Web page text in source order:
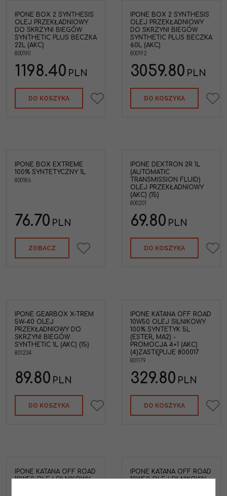
IPONE BOX 2 SYNTHESIS
OLEJ PRZEKŁADNIOWY
DO SKRZYNI BIEGÓW
SYNTHETIC PLUS BECZKA
22L (AKC)
800190
1198.40 PLN
DO KOSZYKA
IPONE BOX 2 SYNTHESIS
OLEJ PRZEKŁADNIOWY
DO SKRZYNI BIEGÓW
SYNTHETIC PLUS BECZKA
60L (AKC)
800192
3059.80 PLN
DO KOSZYKA
IPONE BOX EXTREME
100% SYNTETYCZNY 1L
800186
76.70 PLN
ZOBACZ
IPONE DEXTRON 2R 1L
(AUTOMATIC
TRANSMISSION FLUID)
OLEJ PRZEKŁADNIOWY
(AKC) (15)
800201
69.80 PLN
DO KOSZYKA
IPONE GEARBOX X-TREM
5W-40 OLEJ
PRZEKŁADNIOWY DO
SKRZYNI BIEGÓW
SYNTHETIC 1L (AKC) (15)
801234
89.80 PLN
DO KOSZYKA
IPONE KATANA OFF ROAD
10W50 OLEJ SILNIKOWY
100% SYNTETYK 5L
(ESTER, MA2) -
PROMOCJA 4+1 (AKC)
(4)ZASTĘPUJE 800017
801179
329.80 PLN
DO KOSZYKA
IPONE KATANA OFF ROAD
10W50 OLEJ SILNIKOWY
IPONE KATANA OFF ROAD
10W50 OLEJ SILNIKOWY